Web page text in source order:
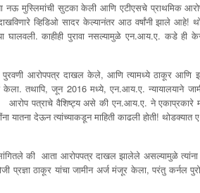
नऊ मुस्लिमांची सुटका केली आणि एटीएसचे प्राथमिक
व्हिडिओ सादर केल्यानंतर आठ वर्षांनी झाले आहे!
घालवली. काहीही पुरावा नसल्यामुळे एन.आय.ए. कडे ही
आरोपपत्र दाखल केले, आणि त्यामध्ये ठाकूर आणि
केला. तथापि, जून 2016 मध्ये, एन.आय.ए. न्यायालयाने
आरोप पत्राचे वैशिष्ट्य असे की एन.आय.ए. ने एकाप्रकारे
यातना देऊन त्यांच्याकडून माहिती काढली होती!
की आता आरोपपत्र दाखल झालेले असल्यामुळे त्यांना
प्रज्ञा ठाकूर यांचा जामीन अर्ज मंजूर केला, परंतु कर्नल